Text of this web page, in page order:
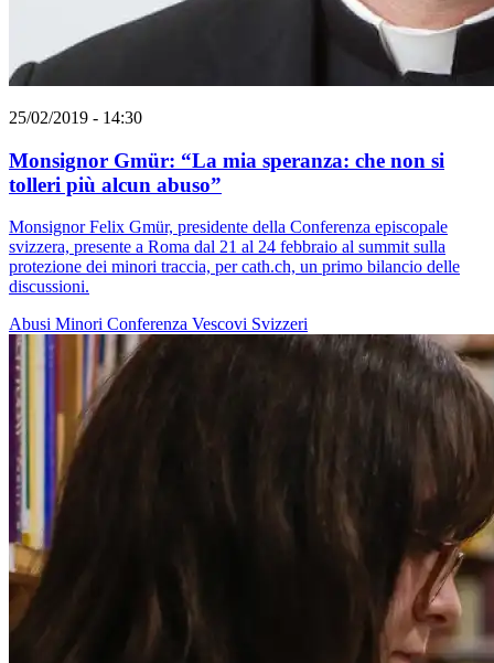
25/02/2019 - 14:30
Monsignor Gmür: “La mia speranza: che non si
tolleri più alcun abuso”
Monsignor Felix Gmür, presidente della Conferenza episcopale
svizzera, presente a Roma dal 21 al 24 febbraio al summit sulla
protezione dei minori traccia, per cath.ch, un primo bilancio delle
discussioni.
Abusi Minori Conferenza Vescovi Svizzeri